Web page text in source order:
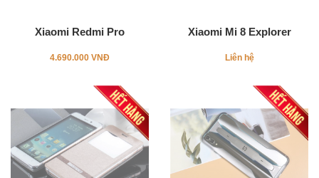
Xiaomi Redmi Pro
4.690.000 VNĐ
Xiaomi Mi 8 Explorer
Liên hệ